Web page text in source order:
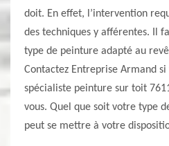
doit. En effet, l’intervention
des techniques y afférentes. Il
type de peinture adapté au
Contactez Entreprise Armand si
spécialiste peinture sur toit
vous. Quel que soit votre type
peut se mettre à votre